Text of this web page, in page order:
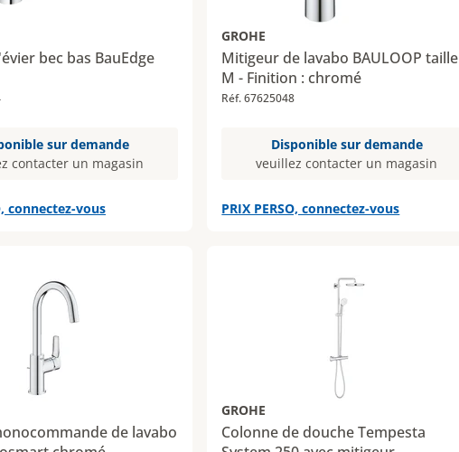
bec bas BauEdge
sur demande
contacter un magasin
connectez-vous
GROHE
Mitigeur de lavabo BAULOOP taille
M - Finition : chromé
Réf. 67625048
Disponible sur demande
veuillez contacter un magasin
PRIX PERSO, connectez-vous
de lavabo
GROHE
Colonne de douche Tempesta